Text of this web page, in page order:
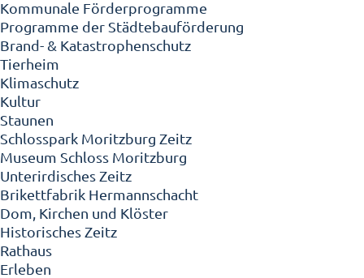
Kommunale Förderprogramme
Programme der Städtebauförderung
Brand- & Katastrophenschutz
Tierheim
Klimaschutz
Kultur
Staunen
Schlosspark Moritzburg Zeitz
Museum Schloss Moritzburg
Unterirdisches Zeitz
Brikettfabrik Hermannschacht
Dom, Kirchen und Klöster
Historisches Zeitz
Rathaus
Erleben